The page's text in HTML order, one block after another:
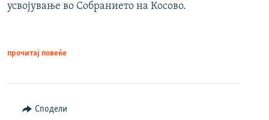
усвојување во Собранието на Косово.
прочитај повеќе
Сподели